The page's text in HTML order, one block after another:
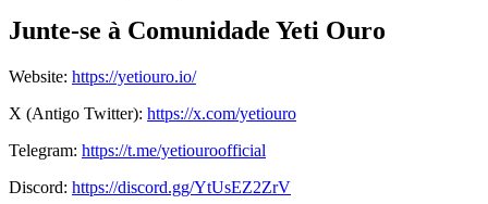
Junte-se à Comunidade Yeti Ouro
Website: https://yetiouro.io/
X (Antigo Twitter): https://x.com/yetiouro
Telegram: https://t.me/yetiouroofficial
Discord: https://discord.gg/YtUsEZ2ZrV